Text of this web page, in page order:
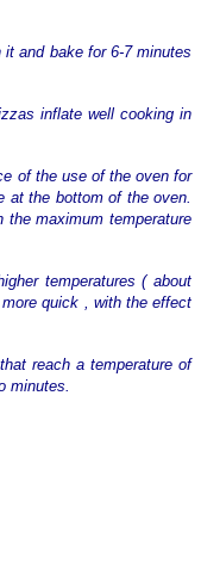
and bake for 6-7 minutes
inflate well cooking in
of the use of the oven for
at the bottom of the oven.
the maximum temperature
temperatures ( about
quick , with the effect
reach a temperature of
minutes.